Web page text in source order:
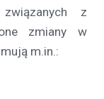
z
zmiany w
m.in.: